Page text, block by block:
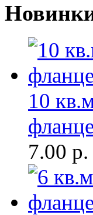
10
7.00 р.